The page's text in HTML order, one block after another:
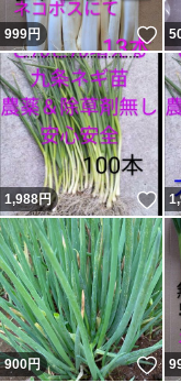
999円
1,988円
900円 い